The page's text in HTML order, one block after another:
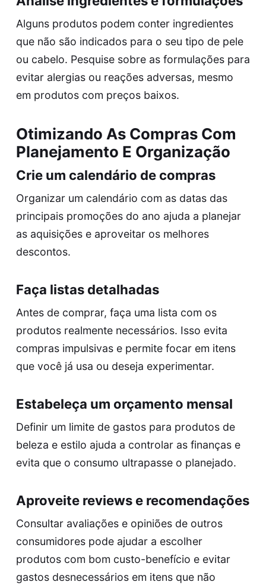
Alguns produtos podem conter ingredientes
que não são indicados para o seu tipo de pele
ou cabelo. Pesquise sobre as formulações para
evitar alergias ou reações adversas, mesmo
em produtos com preços baixos.
Otimizando As Compras Com
Planejamento E Organização
Crie um calendário de compras
Organizar um calendário com as datas das
principais promoções do ano ajuda a planejar
as aquisições e aproveitar os melhores
descontos.
Faça listas detalhadas
Antes de comprar, faça uma lista com os
produtos realmente necessários. Isso evita
compras impulsivas e permite focar em itens
que você já usa ou deseja experimentar.
Estabeleça um orçamento mensal
Definir um limite de gastos para produtos de
beleza e estilo ajuda a controlar as finanças e
evita que o consumo ultrapasse o planejado.
Aproveite reviews e recomendações
Consultar avaliações e opiniões de outros
consumidores pode ajudar a escolher
produtos com bom custo-benefício e evitar
gastos desnecessários em itens que não